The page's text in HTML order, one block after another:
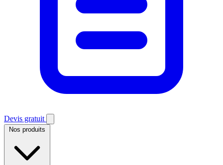
Devis gratuit
Nos produits